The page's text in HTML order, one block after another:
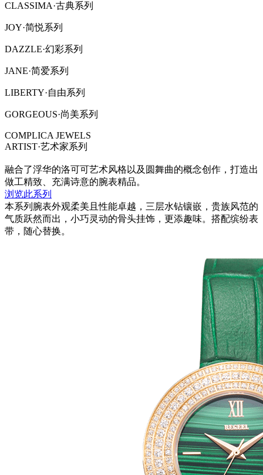
CLASSIMA·古典系列
JOY·简悦系列
DAZZLE·幻彩系列
JANE·简爱系列
LIBERTY·自由系列
GORGEOUS·尚美系列
COMPLICA JEWELS
ARTIST·艺术家系列
融合了浮华的洛可可艺术风格以及圆舞曲的概念创作，打造出
做工精致、充满诗意的腕表精品。
浏览此系列
本系列腕表外观柔美且性能卓越，三层水钻镶嵌，贵族风范的
气质跃然而出，小巧灵动的骨头挂饰，更添趣味。搭配缤纷表
带，随心替换。